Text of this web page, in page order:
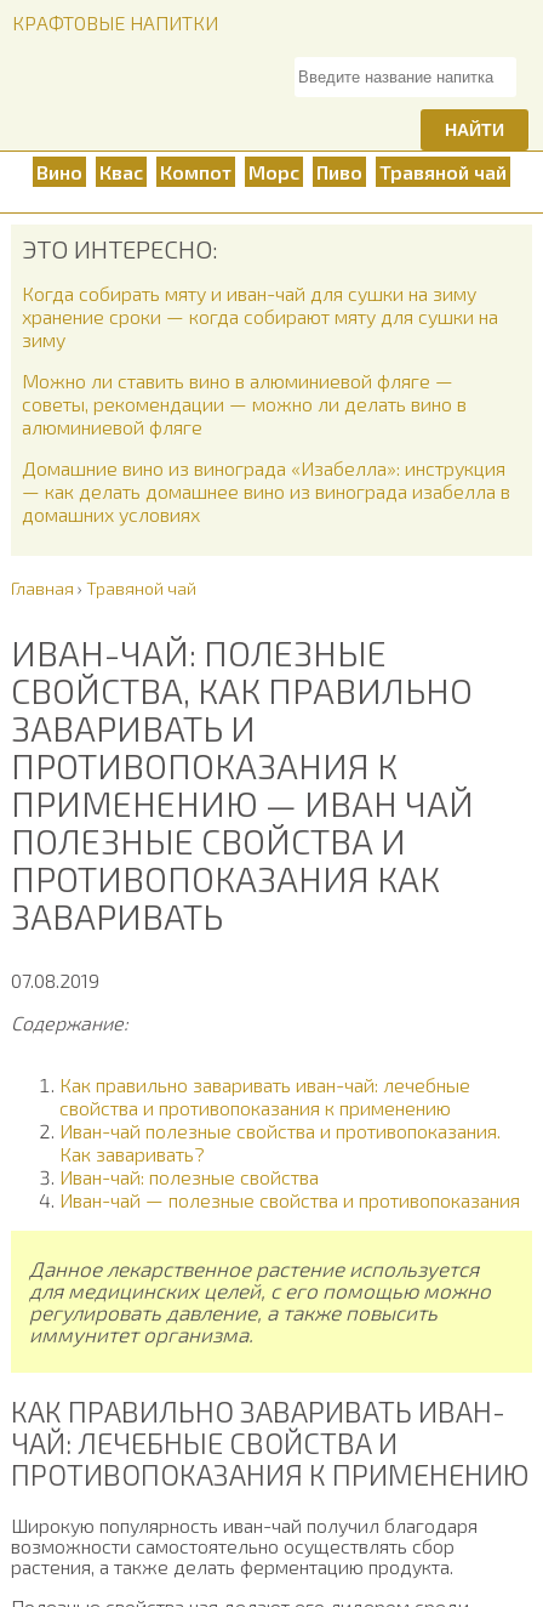
КРАФТОВЫЕ НАПИТКИ
НАЙТИ
Вино Квас Компот Морс Пиво Травяной чай
ЭТО ИНТЕРЕСНО:
Когда собирать мяту и иван-чай для сушки на зиму
хранение сроки — когда собирают мяту для сушки на
зиму
Можно ли ставить вино в алюминиевой фляге —
советы, рекомендации — можно ли делать вино в
алюминиевой фляге
Домашние вино из винограда «Изабелла»: инструкция
— как делать домашнее вино из винограда изабелла в
домашних условиях
Главная › Травяной чай
ИВАН-ЧАЙ: ПОЛЕЗНЫЕ
СВОЙСТВА, КАК ПРАВИЛЬНО
ЗАВАРИВАТЬ И
ПРОТИВОПОКАЗАНИЯ К
ПРИМЕНЕНИЮ — ИВАН ЧАЙ
ПОЛЕЗНЫЕ СВОЙСТВА И
ПРОТИВОПОКАЗАНИЯ КАК
ЗАВАРИВАТЬ
07.08.2019
Содержание:
Как правильно заваривать иван-чай: лечебные
свойства и противопоказания к применению
Иван-чай полезные свойства и противопоказания.
Как заваривать?
Иван-чай: полезные свойства
Иван-чай — полезные свойства и противопоказания
Данное лекарственное растение используется
для медицинских целей, с его помощью можно
регулировать давление, а также повысить
иммунитет организма.
КАК ПРАВИЛЬНО ЗАВАРИВАТЬ ИВАН-
ЧАЙ: ЛЕЧЕБНЫЕ СВОЙСТВА И
ПРОТИВОПОКАЗАНИЯ К ПРИМЕНЕНИЮ
Широкую популярность иван-чай получил благодаря
возможности самостоятельно осуществлять сбор
растения, а также делать ферментацию продукта.